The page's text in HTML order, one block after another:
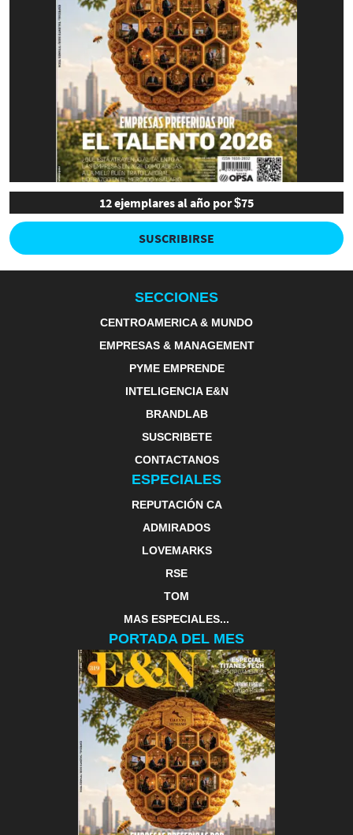
12 ejemplares al año por $75
SUSCRIBIRSE
SECCIONES
CENTROAMERICA & MUNDO
EMPRESAS & MANAGEMENT
PYME EMPRENDE
INTELIGENCIA E&N
BRANDLAB
SUSCRIBETE
CONTACTANOS
ESPECIALES
REPUTACIÓN CA
ADMIRADOS
LOVEMARKS
RSE
TOM
MAS ESPECIALES...
PORTADA DEL MES